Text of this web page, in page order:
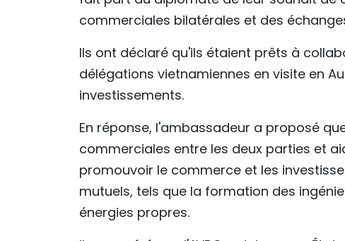
commerciales bilatérales et des
Ils ont déclaré qu'ils étaient prêts à
délégations vietnamiennes en visite en
investissements.
En réponse, l'ambassadeur a proposé
commerciales entre les deux parties et
promouvoir le commerce et les
mutuels, tels que la formation des
énergies propres.